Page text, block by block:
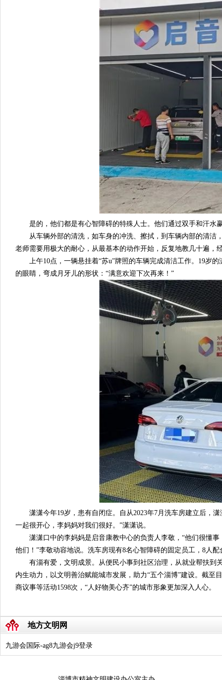
是的，他们都是有心智障碍的特殊人士。他们通过双手和汗水
从车辆外部的清洗，如车身的冲洗、擦拭，到车辆内部的清洁
老师需要用极大的耐心，从最基本的动作开始，反复地教几十遍，
上午10点，一辆悬挂着“苏u”牌照的车辆完成清洁工作。19岁的
的眼睛，弯成月牙儿的形状：“满意欢迎下次再来！”
潇潇今年19岁，患有自闭症。自从2023年7月洗车房建立后，潇
一起很开心，李妈妈对我们很好。”潇潇说。
潇潇口中的李妈妈是启音康教中心的负责人李敬，“他们很懂事
他们！”李敬动容地说。洗车房现有8名心智障碍的固定员工，8人
有淄有爱，文明成景。从便民小事到社区治理，从就业帮扶
内生动力，以文明善治赋能城市发展，助力“五个淄博”建设。截至
商议事等活动1598次，“人好物美心齐”的城市形象更加深入人心。
地方文明网
九游会国际-ag8九游会j9登录